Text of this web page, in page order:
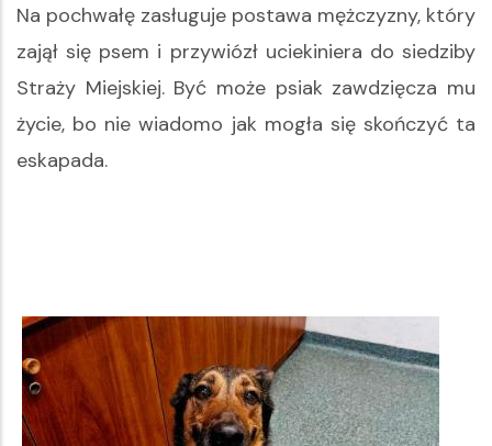
Na pochwałę zasługuje postawa mężczyzny, który
zajął się psem i przywiózł uciekiniera do siedziby
Straży Miejskiej. Być może psiak zawdzięcza mu
życie, bo nie wiadomo jak mogła się skończyć ta
eskapada.